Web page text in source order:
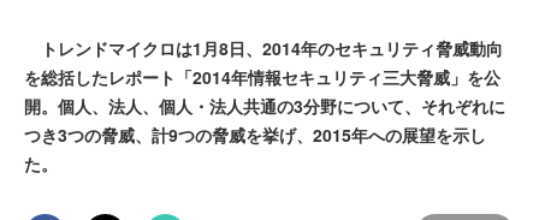
トレンドマイクロは1月8日、2014年のセキュリティ脅威動向
を総括したレポート「2014年情報セキュリティ三大脅威」を公
開。個人、法人、個人・法人共通の3分野について、それぞれに
つき3つの脅威、計9つの脅威を挙げ、2015年への展望を示し
た。